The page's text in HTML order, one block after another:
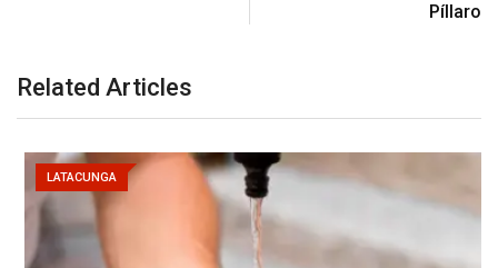
Píllaro
Related Articles
LATACUNGA